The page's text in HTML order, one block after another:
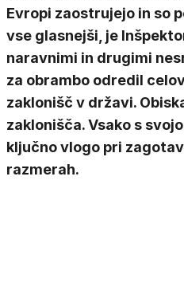
Evropi zaostrujejo in so
vse glasnejši, je
naravnimi in drugimi
za obrambo odredil
zaklonišč v državi.
zaklonišča. Vsako s
ključno vlogo pri
razmerah.